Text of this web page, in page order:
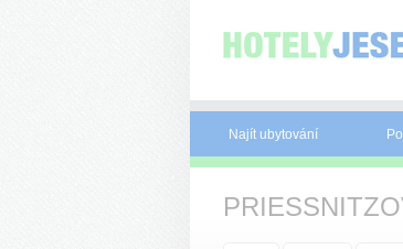
Najít ubytování